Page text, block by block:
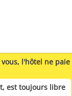
l'hôtel ne paie
est toujours libre